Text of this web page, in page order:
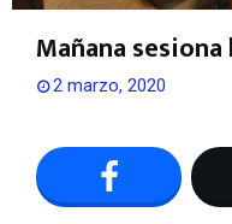
Mañana
2 marzo, 2020